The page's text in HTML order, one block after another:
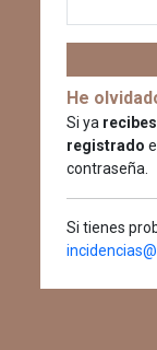
He
Si ya
registrado
contraseña.
Si tienes